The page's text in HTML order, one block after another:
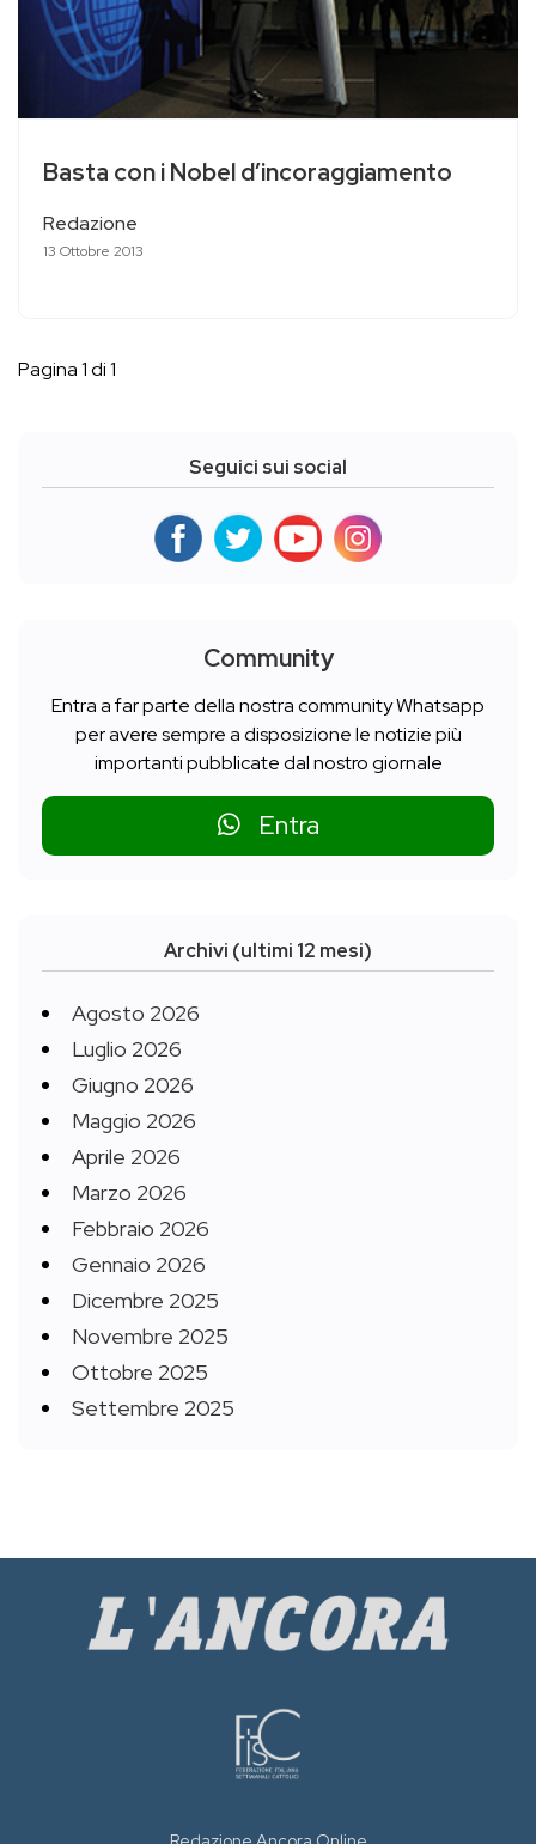
Basta con i Nobel d’incoraggiamento
Redazione
13 Ottobre 2013
Pagina 1 di 1
Seguici sui social
Community
Entra a far parte della nostra community Whatsapp
per avere sempre a disposizione le notizie più
importanti pubblicate dal nostro giornale
Entra
Archivi (ultimi 12 mesi)
Agosto 2026
Luglio 2026
Giugno 2026
Maggio 2026
Aprile 2026
Marzo 2026
Febbraio 2026
Gennaio 2026
Dicembre 2025
Novembre 2025
Ottobre 2025
Settembre 2025